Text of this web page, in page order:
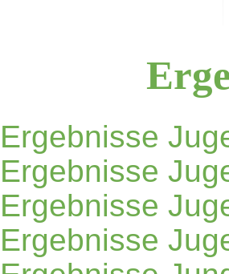
Ergebnisse
Ergebnisse
Ergebnisse
Ergebnisse